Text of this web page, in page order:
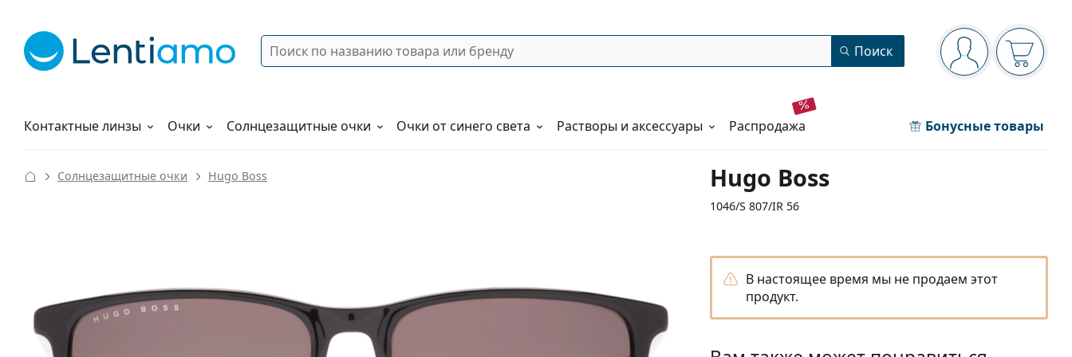
Панель навигации
Вы вошли вВаша
Поиск Поиск
Контактные линзы
Растворы Очки Солнцезащитные очки Очки от синего света Растворы и аксессуары распродажа Бонусные товары
Как заказать
Hugo Boss
1046/S 807/IR 56
Солнцезащитные очки Hugo Boss
В настоящее время мы не продаем этот
продукт.